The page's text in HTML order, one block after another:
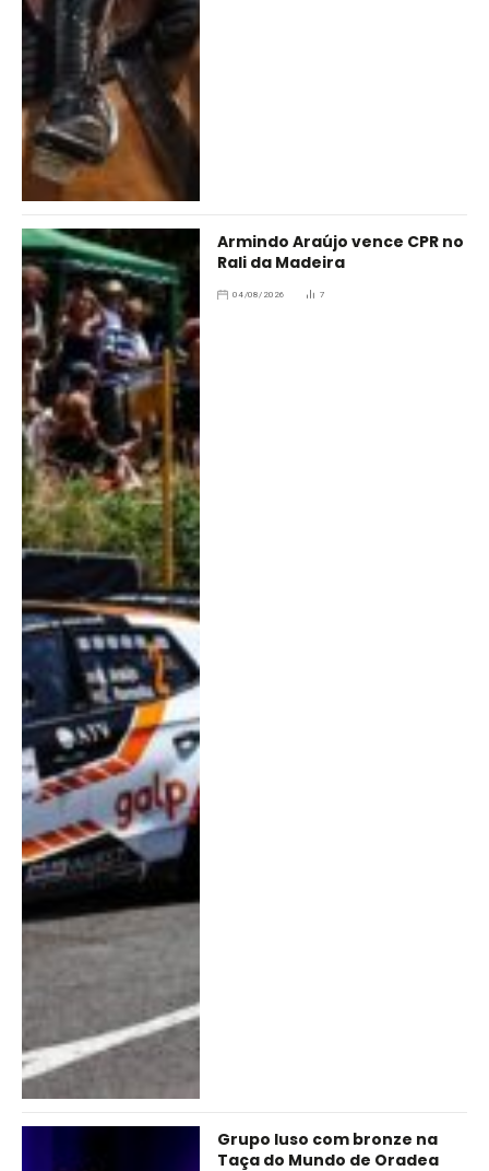
Armindo Araújo vence CPR no
Rali da Madeira
04/08/2026 7
Grupo luso com bronze na
Taça do Mundo de Oradea